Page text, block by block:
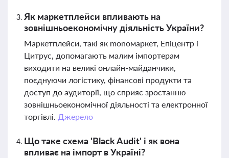
Як маркетплейси впливають на
зовнішньоекономічну діяльність України?
Маркетплейси, такі як monoмаркет, Епіцентр і
Цитрус, допомагають малим імпортерам
виходити на великі онлайн-майданчики,
поєднуючи логістику, фінансові продукти та
доступ до аудиторії, що сприяє зростанню
зовнішньоекономічної діяльності та електронної
торгівлі. Джерело
Що таке схема 'Black Audit' і як вона
впливає на імпорт в Україні?